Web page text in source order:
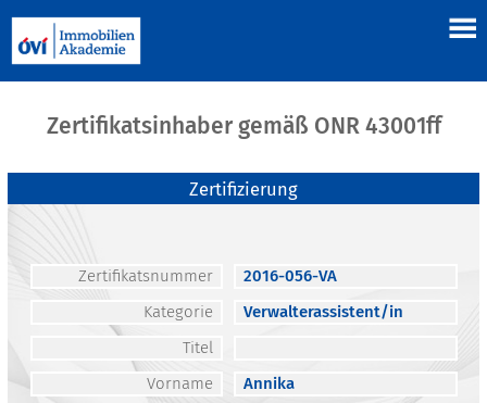
Zertifikatsinhaber gemäß ONR 43001ff
Zertifizierung
Zertifikatsnummer
2016-056-VA
Kategorie
Verwalterassistent/in
Titel
Vorname
Annika